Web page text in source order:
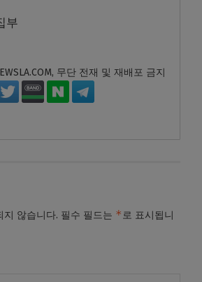
부
무단 전재 및 재배포 금지
지 않습니다. 필수 필드는 *로 표시됩니